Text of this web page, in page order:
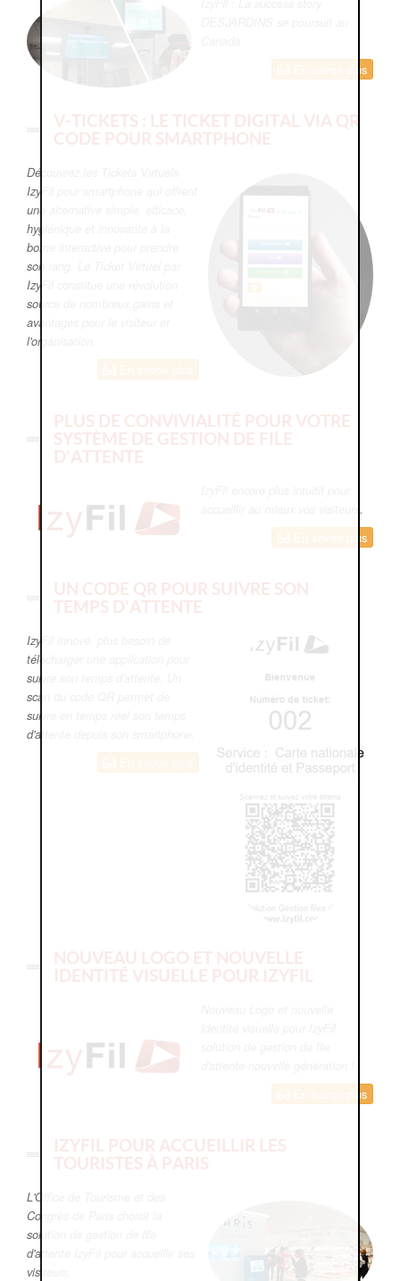
En savoir plus
V-TICKETS : LE TICKET DIGITAL VIA QR
CODE POUR SMARTPHONE
Découvrez les Tickets Virtuels
IzyFil pour smartphone qui offrent
une alternative simple, efficace,
hygiénique et innovante à la
borne interactive pour prendre
son rang. Le Ticket Virtuel par
IzyFil constitue une révolution
source de nombreux gains et
avantages pour le visiteur et
l'organisation.
PLUS DE CONVIVIALITÉ POUR VOTRE
SYSTÈME DE GESTION DE FILE
D'ATTENTE
accueillir au mieux vos visiteurs.
En savoir plus
UN CODE QR POUR SUIVRE SON
TEMPS D'ATTENTE
IzyFil innove, plus besoin de
télécharger une application pour
suivre son temps d'attente. Un
scan du code QR permet de
suivre en temps réel son temps
d'attente depuis son smartphone.
NOUVEAU LOGO ET NOUVELLE
IDENTITÉ VISUELLE POUR IZYFIL
En savoir plus
IZYFIL POUR ACCUEILLIR LES
TOURISTES À PARIS
L'Office de Tourisme et des
Congrès de Paris choisit la
solution de gestion de file
d'attente IzyFil pour accueillir ses
visiteurs.